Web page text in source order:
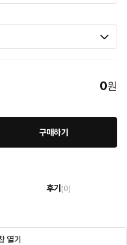
0원
구매하기
후기 (0)
열기